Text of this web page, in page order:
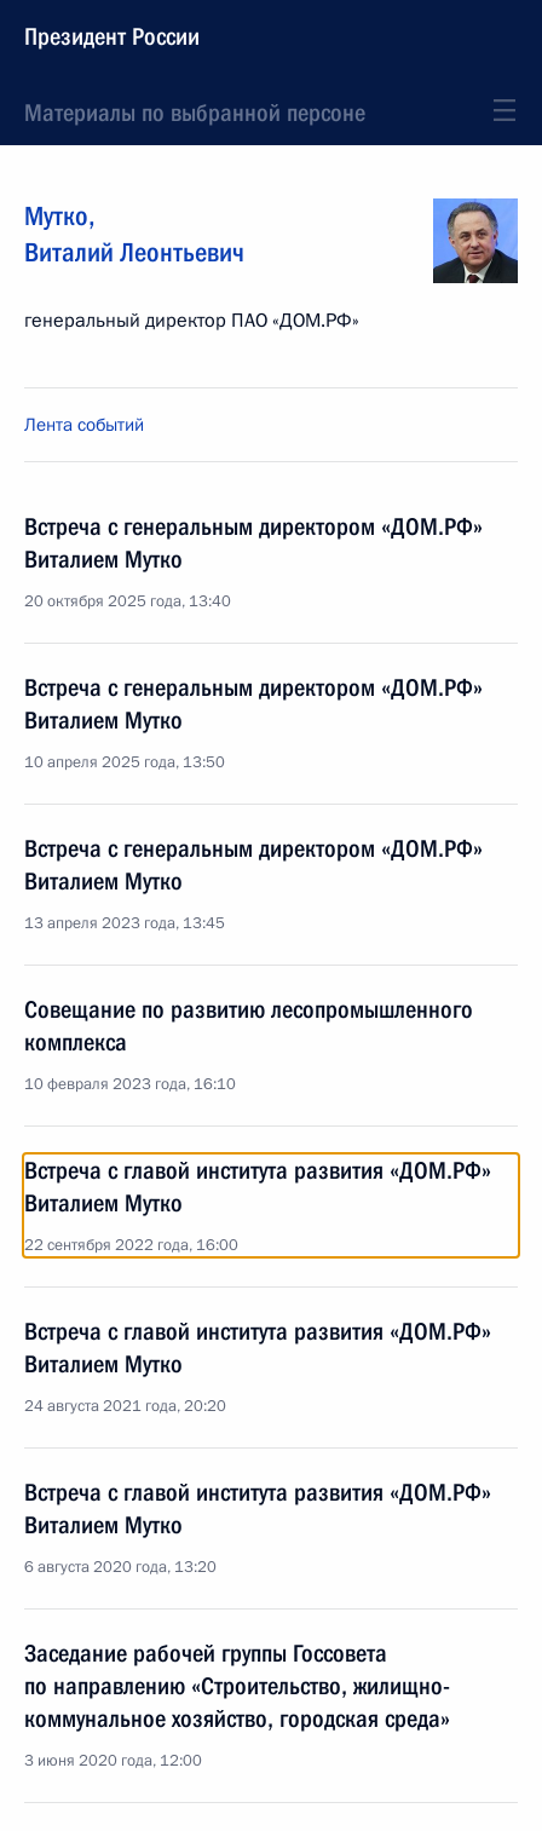
Президент России
Материалы по выбранной персоне
Мутко,
Виталий Леонтьевич
генеральный директор ПАО «ДОМ.РФ»
Лента событий
Встреча с генеральным директором «ДОМ.РФ»
Виталием Мутко
20 октября 2025 года, 13:40
Встреча с генеральным директором «ДОМ.РФ»
Виталием Мутко
10 апреля 2025 года, 13:50
Встреча с генеральным директором «ДОМ.РФ»
Виталием Мутко
13 апреля 2023 года, 13:45
Совещание по развитию лесопромышленного
комплекса
10 февраля 2023 года, 16:10
Встреча с главой института развития «ДОМ.РФ»
Виталием Мутко
22 сентября 2022 года, 16:00
Встреча с главой института развития «ДОМ.РФ»
Виталием Мутко
24 августа 2021 года, 20:20
Встреча с главой института развития «ДОМ.РФ»
Виталием Мутко
6 августа 2020 года, 13:20
Заседание рабочей группы Госсовета
по направлению «Строительство, жилищно-
коммунальное хозяйство, городская среда»
3 июня 2020 года, 12:00